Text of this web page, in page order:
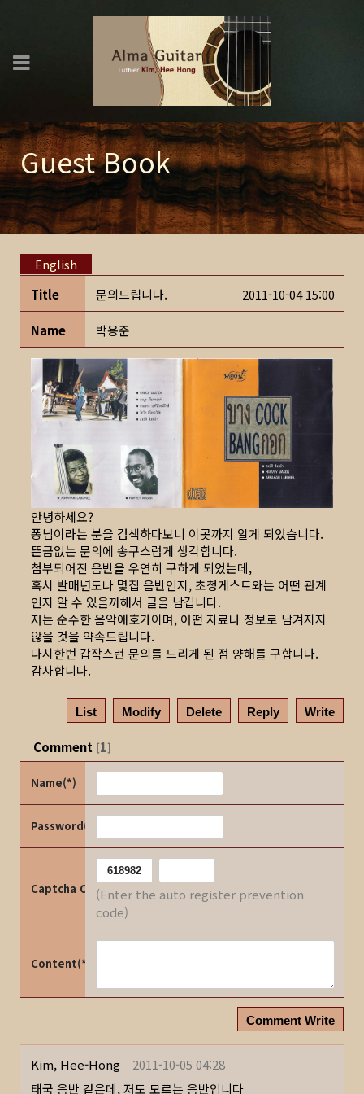
Guest Book
English
Title
문의드립니다. 2011-10-04 15:00
Name 박용준
안녕하세요?
퐁남이라는 분을 검색하다보니 이곳까지 알게 되었습니다.
뜬금없는 문의에 송구스럽게 생각합니다.
첨부되어진 음반을 우연히 구하게 되었는데,
혹시 발매년도나 몇집 음반인지, 초청게스트와는 어떤 관계
인지 알 수 있을까해서 글을 남깁니다.
저는 순수한 음악애호가이며, 어떤 자료나 정보로 남겨지지
않을 것을 약속드립니다.
다시한번 갑작스런 문의를 드리게 된 점 양해를 구합니다.
감사합니다.
List Modify Delete Reply Write
Comment [1]
Name(*)
Password(*)
Captcha Code(Enter the auto register prevention
code)
Content(*)
Comment Write
Kim, Hee-Hong
2011-10-05 04:28
태국 음반 같은데, 저도 모르는 음반입니다